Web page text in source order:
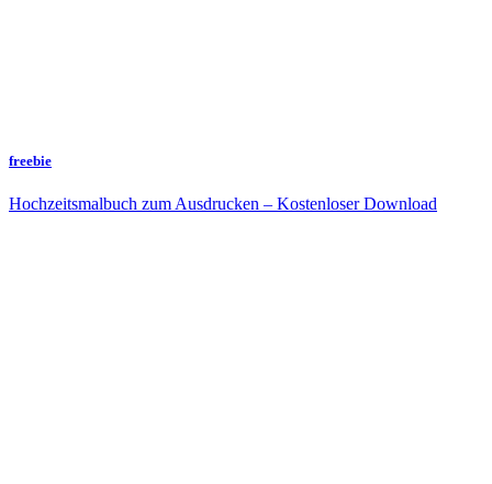
freebie
Hochzeitsmalbuch zum Ausdrucken – Kostenloser Download